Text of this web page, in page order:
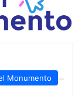
Monumento